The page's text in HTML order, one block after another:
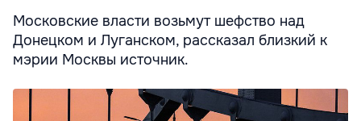
Московские власти возьмут шефство над
Донецком и Луганском, рассказал близкий к
мэрии Москвы источник.